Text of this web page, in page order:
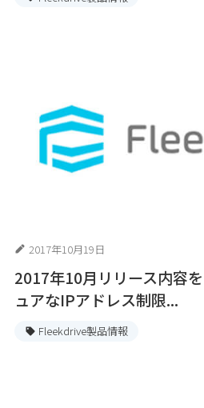
2017年10月19日
2017年10月リリース内容
ュアなIPアドレス制限...
Fleekdrive製品情報